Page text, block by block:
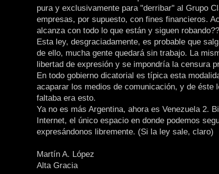
pura y exclusivamente para "derribar" al Grupo
empresas, por supuesto, con fines financieros.
alcanza con todo lo que están y siguen
Esta ley, desgraciadamente, es probable que
de ello, mucha gente quedará sin trabajo. La
libertad de expresión y se impondría la censura
En todo gobierno dicatorial es típica esta
acaparar los medios de comunicación, y de éste
faltaba era esto.
Ya no es más Argentina, ahora es Venezuela 2.
Internet, el único espacio en donde podemos
expresándonos libremente. (Si la ley sale, claro)
Martín A. López
Alta Gracia